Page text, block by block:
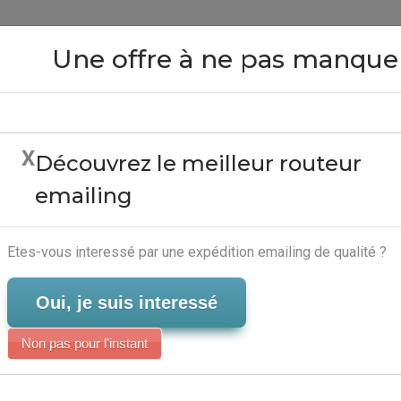
Auto Entreprise -
Emailing
Serveur-Emailing
Close
Une offre à ne pas
XDécouvrez le meilleur routeur
emailing
Etes-vous interessé par une expédition emailing de qualité ?
Oui, je suis interessé
Non pas pour l'instant